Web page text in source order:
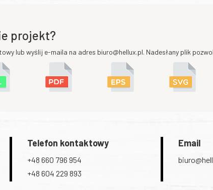
projekt?
lub wyślij e-maila na adres biuro@hellux.pl. Nadesłany plik
Telefon kontaktowy
+48 660 796 954
+48 604 229 893
Email